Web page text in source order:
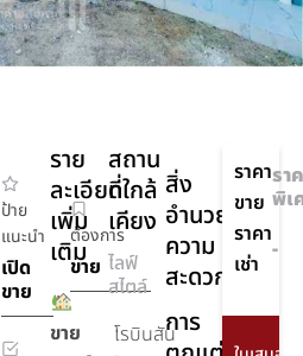
ป้าย
แนะนำ
เปิด
ขาย
ต้องการ
ขาย
ราย
ละเอียด
เพิ่ม
เติม
ขาย
สถาน
ที่ใกล้
เคียง
ไลฟ์
สไตล์
โรบินสัน
สิ่ง
อำนวย
ความ
สะดวก
การ
ราคา
ขาย
รา
พิเ
ราคา
เช่า
-